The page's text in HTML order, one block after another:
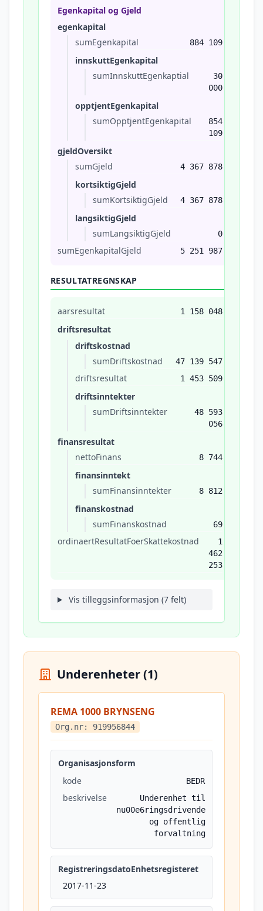
Egenkapital og Gjeld
egenkapital
sumEgenkapital
884 109
innskuttEgenkapital
sumInnskuttEgenkaptial
30
000
opptjentEgenkapital
sumOpptjentEgenkapital
854
109
gjeldOversikt
sumGjeld
4 367 878
kortsiktigGjeld
sumKortsiktigGjeld
4 367 878
langsiktigGjeld
sumLangsiktigGjeld
0
sumEgenkapitalGjeld 5 251 987
RESULTATREGNSKAP
aarsresultat 1 158 048
driftsresultat
driftskostnad
sumDriftskostnad
47 139 547
driftsresultat 1 453 509
driftsinntekter
sumDriftsinntekter
48 593
056
finansresultat
nettoFinans
8 744
finansinntekt
sumFinansinntekter
8 812
finanskostnad
sumFinanskostnad
69
ordinaertResultatFoerSkattekostnad
1
462
253
Vis tilleggsinformasjon (7 felt)
Underenheter (1)
REMA 1000 BRYNSENG
Org.nr: 919956844
Organisasjonsform
kode
BEDR
beskrivelse
Underenhet til
nu00e6ringsdrivende
og offentlig
forvaltning
RegistreringsdatoEnhetsregisteret
2017-11-23